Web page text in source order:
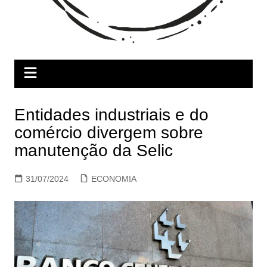
Entidades industriais e do
comércio divergem sobre
manutenção da Selic
31/07/2024 ECONOMIA